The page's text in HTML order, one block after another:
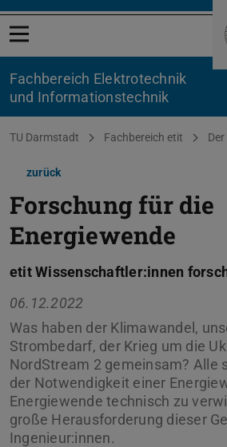
Menü öffnen
Fachbereich Elektrotechnik
und Informationstechnik
Sie befinden sich hier:
TU Darmstadt Fachbereich etit
zurück
Forschung für die
Energiewende
etit Wissenschaftler:innen
06.12.2022
Was haben der Klimawandel,
Strombedarf, der Krieg um die
NordStream 2 gemeinsam? Alle
der Notwendigkeit einer
Energiewende technisch zu
große Herausforderung dieser
Ingenieur:innen.